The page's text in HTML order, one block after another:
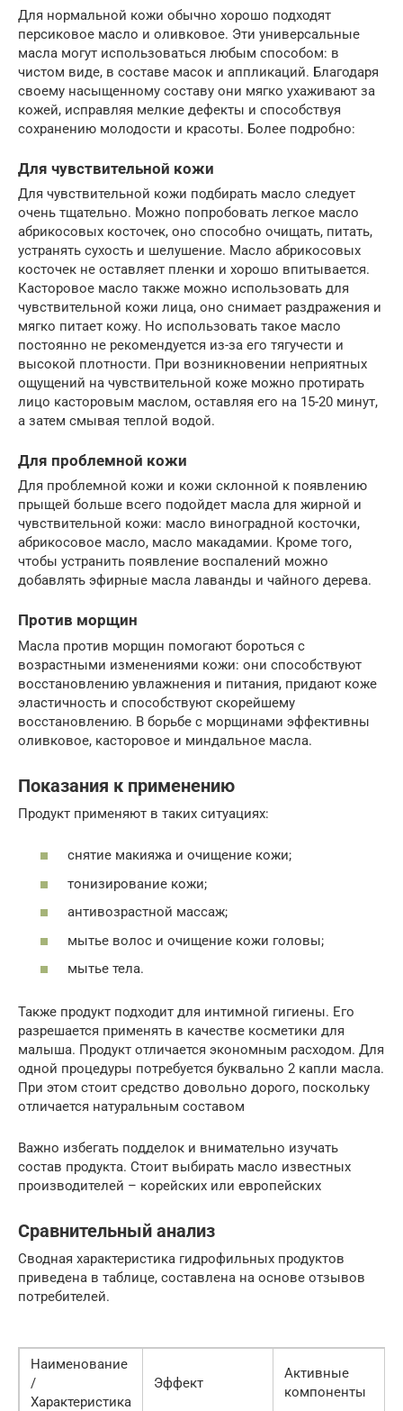
Для нормальной кожи обычно хорошо подходят
персиковое масло и оливковое. Эти универсальные
масла могут использоваться любым способом: в
чистом виде, в составе масок и аппликаций. Благодаря
своему насыщенному составу они мягко ухаживают за
кожей, исправляя мелкие дефекты и способствуя
сохранению молодости и красоты. Более подробно:
Для чувствительной кожи
Для чувствительной кожи подбирать масло следует
очень тщательно. Можно попробовать легкое масло
абрикосовых косточек, оно способно очищать, питать,
устранять сухость и шелушение. Масло абрикосовых
косточек не оставляет пленки и хорошо впитывается.
Касторовое масло также можно использовать для
чувствительной кожи лица, оно снимает раздражения и
мягко питает кожу. Но использовать такое масло
постоянно не рекомендуется из-за его тягучести и
высокой плотности. При возникновении неприятных
ощущений на чувствительной коже можно протирать
лицо касторовым маслом, оставляя его на 15-20 минут,
а затем смывая теплой водой.
Для проблемной кожи
Для проблемной кожи и кожи склонной к появлению
прыщей больше всего подойдет масла для жирной и
чувствительной кожи: масло виноградной косточки,
абрикосовое масло, масло макадамии. Кроме того,
чтобы устранить появление воспалений можно
добавлять эфирные масла лаванды и чайного дерева.
Против морщин
Масла против морщин помогают бороться с
возрастными изменениями кожи: они способствуют
восстановлению увлажнения и питания, придают коже
эластичность и способствуют скорейшему
восстановлению. В борьбе с морщинами эффективны
оливковое, касторовое и миндальное масла.
Показания к применению
Продукт применяют в таких ситуациях:
снятие макияжа и очищение кожи;
тонизирование кожи;
антивозрастной массаж;
мытье волос и очищение кожи головы;
мытье тела.
Также продукт подходит для интимной гигиены. Его
разрешается применять в качестве косметики для
малыша. Продукт отличается экономным расходом. Для
одной процедуры потребуется буквально 2 капли масла.
При этом стоит средство довольно дорого, поскольку
отличается натуральным составом
Важно избегать подделок и внимательно изучать
состав продукта. Стоит выбирать масло известных
производителей – корейских или европейских
Сравнительный анализ
Сводная характеристика гидрофильных продуктов
приведена в таблице, составлена на основе отзывов
потребителей.
Наименование
/
Характеристика
Эффект
Активные
компоненты